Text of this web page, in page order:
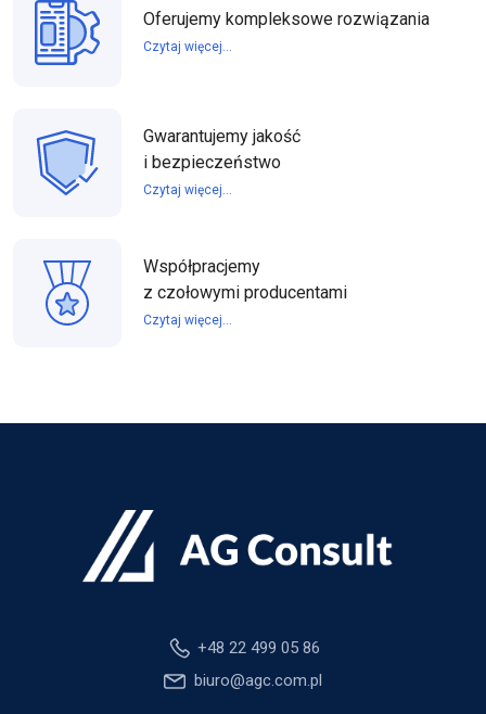
Oferujemy kompleksowe rozwiązania
Czytaj więcej...
Gwarantujemy jakość
i bezpieczeństwo
Czytaj więcej...
Współpracjemy
z czołowymi producentami
Czytaj więcej...
+48 22 499 05 86
biuro@agc.com.pl